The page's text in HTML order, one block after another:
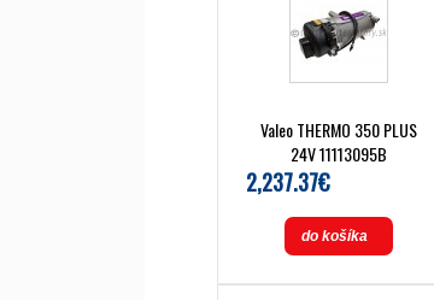
Valeo THERMO 350 PLUS
24V 11113095B
2,237.37€
do košíka